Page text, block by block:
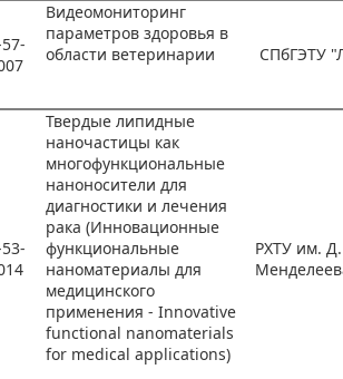
Видеомониторинг
параметров здоровья в
области ветеринарии
СПбГЭТУ
Твердые липидные
наночастицы как
многофункциональные
наноносители для
диагностики и лечения
рака (Инновационные
функциональные
наноматериалы для
медицинского
применения - Innovative
functional nanomaterials
for medical applications)
РХТУ им.